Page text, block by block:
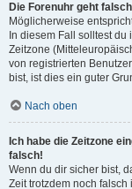
Die Forenuhr geht
Möglicherweise
In diesem Fall solltest du
Zeitzone
von registrierten
bist, ist dies ein guter
Nach oben
Ich habe die Zeitzone
falsch!
Wenn du dir sicher bist,
Zeit trotzdem noch